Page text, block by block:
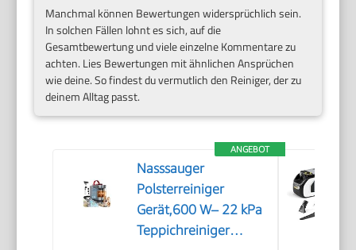
Manchmal können Bewertungen widersprüchlich sein.
In solchen Fällen lohnt es sich, auf die
Gesamtbewertung und viele einzelne Kommentare zu
achten. Lies Bewertungen mit ähnlichen Ansprüchen
wie deine. So findest du vermutlich den Reiniger, der zu
deinem Alltag passt.
ANGEBOT
Nasssauger
Polsterreiniger
Gerät,600 W– 22 kPa
Teppichreiniger